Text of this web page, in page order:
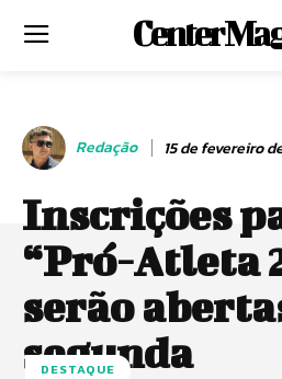
Center
Redação 15 de fevereiro
Inscrições
“Pró-Atleta
serão
segunda
DESTAQUE